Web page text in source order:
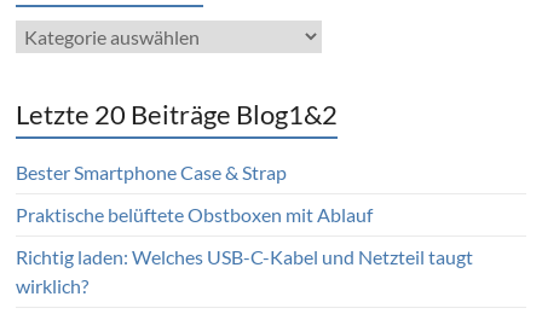
Blog
Kategorien
Letzte 20 Beiträge Blog1&2
Bester Smartphone Case & Strap
Praktische belüftete Obstboxen mit Ablauf
Richtig laden: Welches USB-C-Kabel und Netzteil taugt
wirklich?